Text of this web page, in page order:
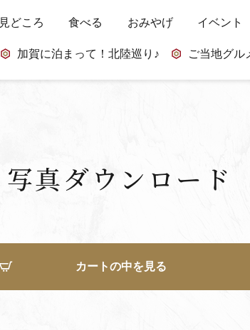
見どころ 食べる おみやげ イベント
加賀に泊まって！北陸巡り♪ ご当地グル
写真ダウンロード
カートの中を見る